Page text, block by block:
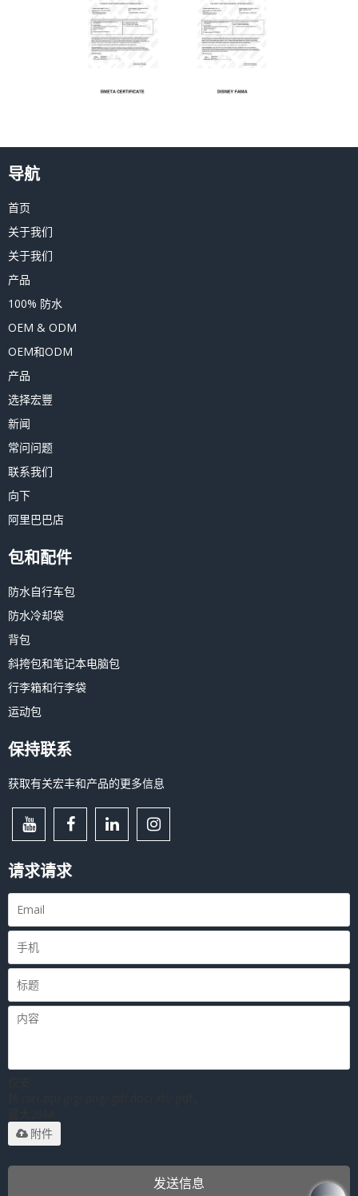
导航
首页
关于我们
关于我们
产品
100% 防水
OEM & ODM
OEM和ODM
产品
选择宏豐
新闻
常问问题
联系我们
向下
阿里巴巴店
包和配件
防水自行车包
防水冷却袋
背包
斜挎包和笔记本电脑包
行李箱和行李袋
运动包
保持联系
获取有关宏丰和产品的更多信息
请求请求
附件
发送信息